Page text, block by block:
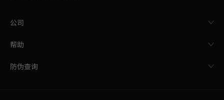
公司
帮助
防伪查询